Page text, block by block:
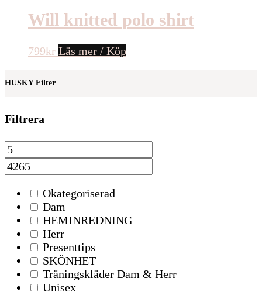
Will knitted polo shirt
799kr Läs mer / Köp
HUSKY Filter
Filtrera
Okategoriserad
Dam
HEMINREDNING
Herr
Presenttips
SKÖNHET
Träningskläder Dam & Herr
Unisex